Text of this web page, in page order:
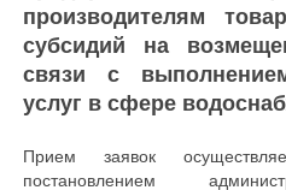
производителям
субсидий на
связи с
услуг в сфере
Прием заявок
постановлением